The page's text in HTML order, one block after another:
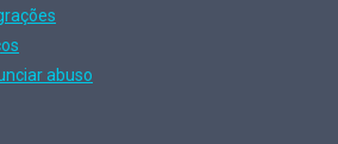
abuso